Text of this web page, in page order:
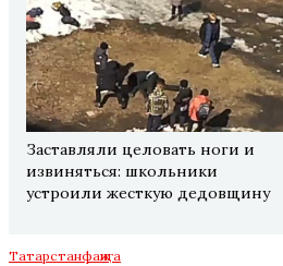
Заставляли целовать ноги и
извиняться: школьники
устроили жесткую дедовщину
Татарстанфаҗига